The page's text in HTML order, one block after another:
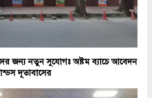
জন্য নতুন সুযোগঃ অষ্টম ব্যাচে আবেদন
দূতাবাসের